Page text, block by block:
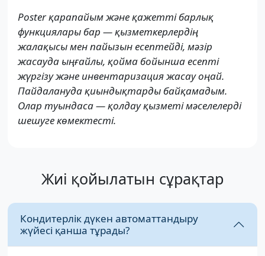
Poster қарапайым және қажетті барлық
функциялары бар — қызметкерлердің
жалақысы мен пайызын есептейді, мәзір
жасауда ыңғайлы, қойма бойынша есепті
жүргізу және инвентаризация жасау оңай.
Пайдалануда қиындықтарды байқамадым.
Олар туындаса — қолдау қызметі мәселелерді
шешуге көмектесті.
Жиі қойылатын сұрақтар
Кондитерлік дүкен автоматтандыру
жүйесі қанша тұрады?